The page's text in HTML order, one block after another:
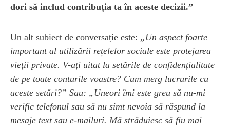
dori să includ contribuția ta în aceste decizii.”
Un alt subiect de conversație este: „Un aspect foarte
important al utilizării rețelelor sociale este protejarea
vieții private. V-ați uitat la setările de confidențialitate
de pe toate conturile voastre? Cum merg lucrurile cu
aceste setări?” Sau: „Uneori îmi este greu să nu-mi
verific telefonul sau să nu simt nevoia să răspund la
mesaje text sau e-mailuri. Mă străduiesc să fiu mai